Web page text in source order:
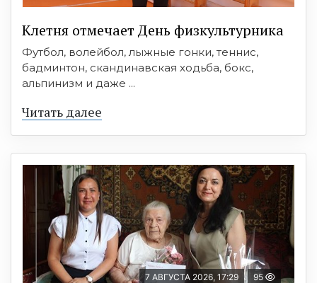
Клетня отмечает День физкультурника
Футбол, волейбол, лыжные гонки, теннис,
бадминтон, скандинавская ходьба, бокс,
альпинизм и даже ...
Читать далее
7 АВГУСТА 2026, 17:29 95